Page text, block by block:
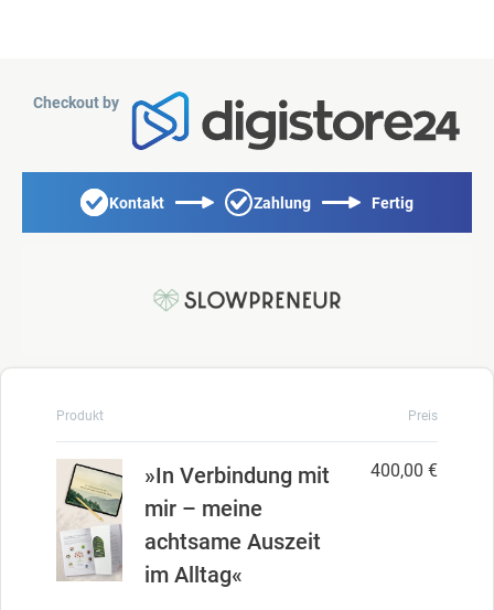
Checkout by
Kontakt Zahlung Fertig
Produkt Preis
»In Verbindung mit
mir – meine
achtsame Auszeit
im Alltag«
400,00 €